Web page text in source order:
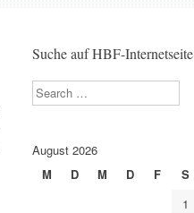
Suche auf HBF-Internetseite
Search
August 2026
M
D M D F S
1